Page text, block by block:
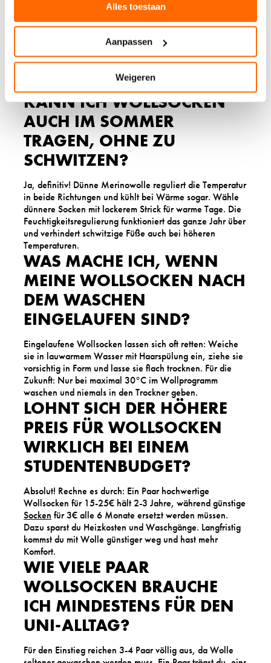
Alles toestaan
Aanpassen
Weigeren
Achte auf einen hohen Merinowolle-Anteil (mindestens
70%), verstärkte Fersen und Zehen sowie eine
gleichmäßige Strickqualität ohne lose Fäden. Seriöse
Hersteller geben immer die genaue
Materialzusammensetzung an und verwenden oft
zusätzliche Verstärkungen aus Nylon oder Polyamid für
KANN ICH WOLLSOCKEN
AUCH IM SOMMER
TRAGEN, OHNE ZU
SCHWITZEN?
Ja, definitiv! Dünne Merinowolle reguliert die Temperatur
in beide Richtungen und kühlt bei Wärme sogar. Wähle
dünnere Socken mit lockerem Strick für warme Tage. Die
Feuchtigkeitsregulierung funktioniert das ganze Jahr über
und verhindert schwitzige Füße auch bei höheren
Temperaturen.
WAS MACHE ICH, WENN
MEINE WOLLSOCKEN NACH
DEM WASCHEN
EINGELAUFEN SIND?
Eingelaufene Wollsocken lassen sich oft retten: Weiche
sie in lauwarmem Wasser mit Haarspülung ein, ziehe sie
vorsichtig in Form und lasse sie flach trocknen. Für die
Zukunft: Nur bei maximal 30°C im Wollprogramm
waschen und niemals in den Trockner geben.
LOHNT SICH DER HÖHERE
PREIS FÜR WOLLSOCKEN
WIRKLICH BEI EINEM
STUDENTENBUDGET?
Absolut! Rechne es durch: Ein Paar hochwertige
Wollsocken für 15-25€ hält 2-3 Jahre, während günstige
Socken für 3€ alle 6 Monate ersetzt werden müssen.
Dazu sparst du Heizkosten und Waschgänge. Langfristig
kommst du mit Wolle günstiger weg und hast mehr
Komfort.
WIE VIELE PAAR
WOLLSOCKEN BRAUCHE
ICH MINDESTENS FÜR DEN
UNI-ALLTAG?
Für den Einstieg reichen 3-4 Paar völlig aus, da Wolle